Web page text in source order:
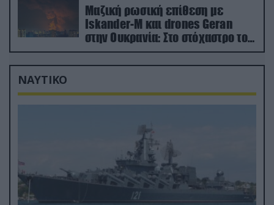
Μαζική ρωσική επίθεση με
Iskander-M και drones Geran
στην Ουκρανία: Στο στόχαστρο το
εργοστάσιο των Flamingo
ΝΑΥΤΙΚΟ